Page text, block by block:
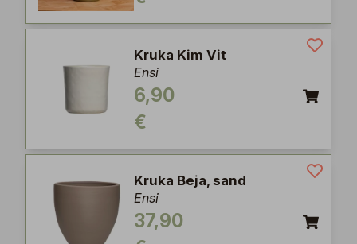
Kruka Kim Vit
Ensi
6,90
€
Kruka Beja, sand
Ensi
37,90